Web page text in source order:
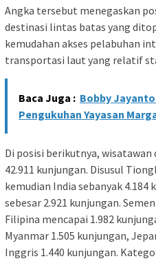
Angka tersebut menegaskan
destinasi lintas batas yang
kemudahan akses pelabuhan
transportasi laut yang relatif
Baca Juga : Bobby
Pengukuhan Yayasan
Di posisi berikutnya,
42.911 kunjungan. Disusul
kemudian India sebanyak 4.184
sebesar 2.921 kunjungan.
Filipina mencapai 1.982
Myanmar 1.505 kunjungan,
Inggris 1.440 kunjungan.